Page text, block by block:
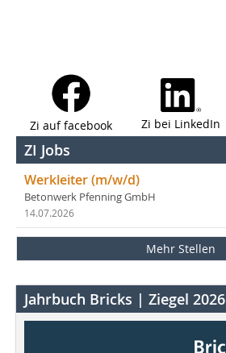
Zi auf facebook Zi bei LinkedIn
ZI Jobs
Werkleiter (m/w/d)
Betonwerk Pfenning GmbH
14.07.2026
Mehr Stellen
Jahrbuch Bricks | Ziegel 2026